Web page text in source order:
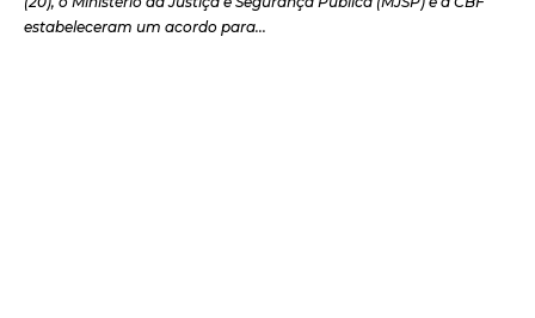
estabeleceram um acordo para...